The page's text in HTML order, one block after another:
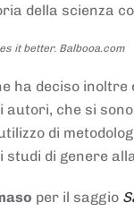
della scienza
it better. Balbooa.com
ha deciso
autori, che si
di
studi di genere
per il saggio